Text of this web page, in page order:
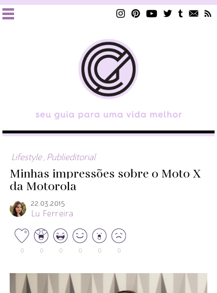
Lifestyle Publieditorial
Minhas impressões sobre o Moto X
da Motorola
22.03.2015
Lu Ferreira
0 0 0 0 0 0